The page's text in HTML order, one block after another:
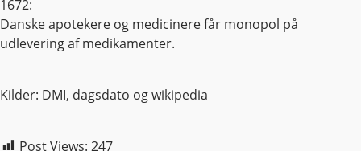
1672:
Danske apotekere og medicinere får monopol på
udlevering af medikamenter.
Kilder: DMI, dagsdato og wikipedia
Post Views: 247